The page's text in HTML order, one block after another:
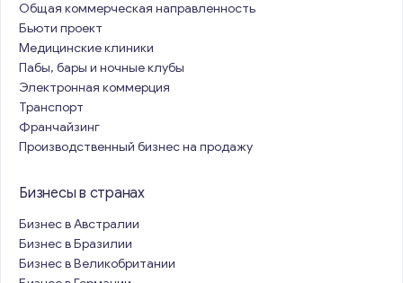
Общая коммерческая направленность
Бьюти проект
Медицинские клиники
Пабы, бары и ночные клубы
Электронная коммерция
Транспорт
Франчайзинг
Производственный бизнес на продажу
Бизнесы в странах
Бизнес в Австралии
Бизнес в Бразилии
Бизнес в Великобритании